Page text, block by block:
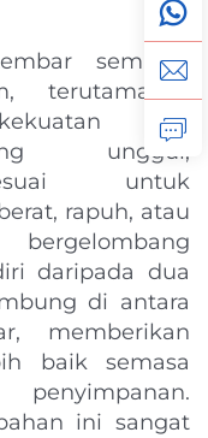
semakin
terutamanya
dan
unggul,
untuk
rapuh, atau
daripada dua
di antara
memberikan
baik semasa
ini sangat